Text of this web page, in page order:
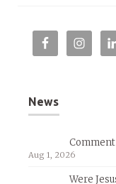
News
Comment
Aug 1, 2026
Were